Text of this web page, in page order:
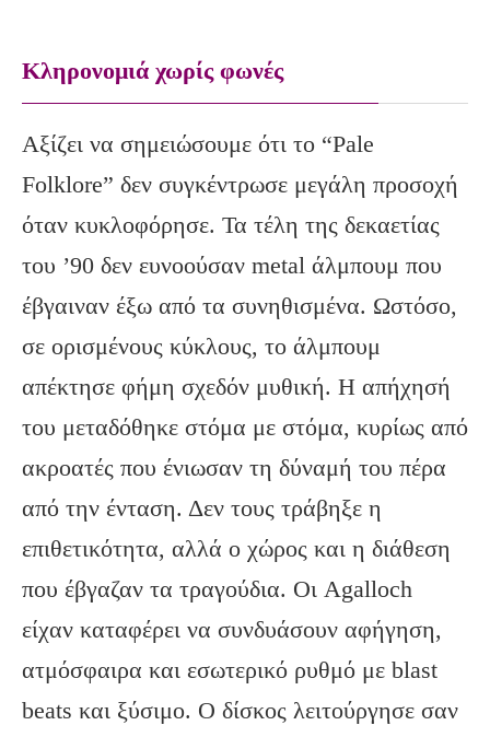
Κληρονομιά χωρίς φωνές
Αξίζει να σημειώσουμε ότι το “Pale
Folklore” δεν συγκέντρωσε μεγάλη προσοχή
όταν κυκλοφόρησε. Τα τέλη της δεκαετίας
του ’90 δεν ευνοούσαν metal άλμπουμ που
έβγαιναν έξω από τα συνηθισμένα. Ωστόσο,
σε ορισμένους κύκλους, το άλμπουμ
απέκτησε φήμη σχεδόν μυθική. Η απήχησή
του μεταδόθηκε στόμα με στόμα, κυρίως από
ακροατές που ένιωσαν τη δύναμή του πέρα
από την ένταση. Δεν τους τράβηξε η
επιθετικότητα, αλλά ο χώρος και η διάθεση
που έβγαζαν τα τραγούδια. Οι Agalloch
είχαν καταφέρει να συνδυάσουν αφήγηση,
ατμόσφαιρα και εσωτερικό ρυθμό με blast
beats και ξύσιμο. Ο δίσκος λειτούργησε σαν